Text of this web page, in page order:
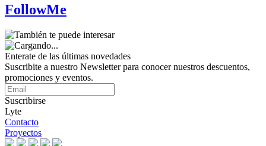
FollowMe
Enterate de las últimas novedades
Suscribite a nuestro Newsletter para conocer nuestros descuentos,
promociones y eventos.
Suscribirse
Lyte
Contacto
Proyectos